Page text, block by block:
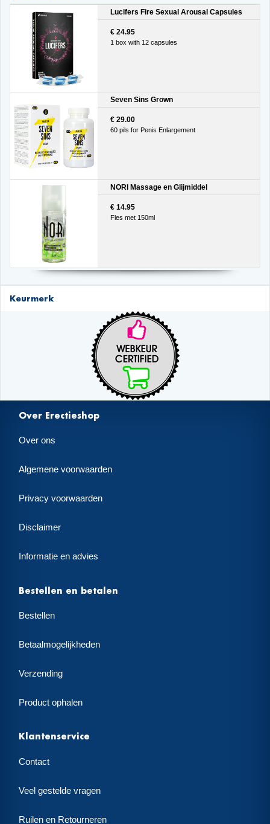
Lucifers Fire Sexual Arousal Capsules
€ 24.95
1 box with 12 capsules
Seven Sins Grown
€ 29.00
60 pils for Penis Enlargement
NORI Massage en Glijmiddel
€ 14.95
Fles met 150ml
Keurmerk
Over Erectieshop
Over ons
Algemene voorwaarden
Privacy voorwaarden
Disclaimer
Informatie en advies
Bestellen en betalen
Bestellen
Betaalmogelijkheden
Verzending
Product ophalen
Klantenservice
Contact
Veel gestelde vragen
Ruilen en Retourneren